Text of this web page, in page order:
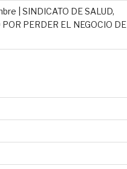
| SINDICATO DE SALUD,
PERDER EL NEGOCIO DE